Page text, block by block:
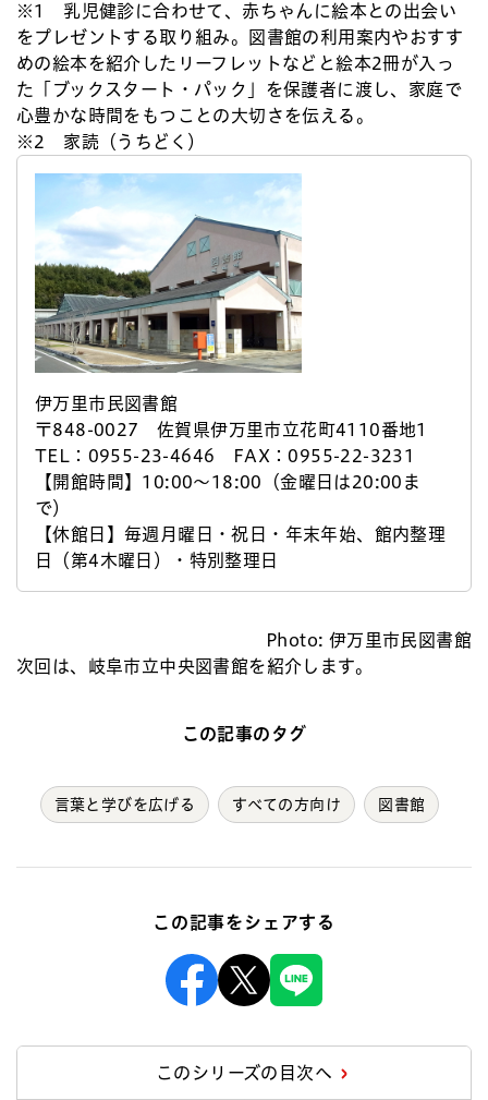
※1 乳児健診に合わせて、赤ちゃんに絵本との出会い
をプレゼントする取り組み。図書館の利用案内やおすす
めの絵本を紹介したリーフレットなどと絵本2冊が入っ
た「ブックスタート・パック」を保護者に渡し、家庭で
心豊かな時間をもつことの大切さを伝える。
※2 家読（うちどく）
伊万里市民図書館
〒848-0027 佐賀県伊万里市立花町4110番地1
TEL：0955-23-4646 FAX：0955-22-3231
【開館時間】10:00～18:00（金曜日は20:00ま
で）
【休館日】毎週月曜日・祝日・年末年始、館内整理
日（第4木曜日）・特別整理日
Photo: 伊万里市民図書館
次回は、岐阜市立中央図書館を紹介します。
この記事のタグ
言葉と学びを広げる すべての方向け 図書館
この記事をシェアする
このシリーズの目次へ